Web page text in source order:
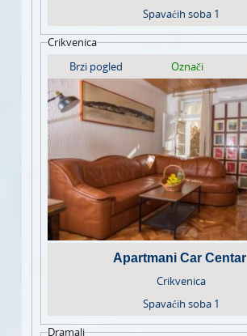
Spavaćih soba 1
Crikvenica
Brzi pogled
Označi
Apartmani Car Centar
Crikvenica
Spavaćih soba 1
Dramalj